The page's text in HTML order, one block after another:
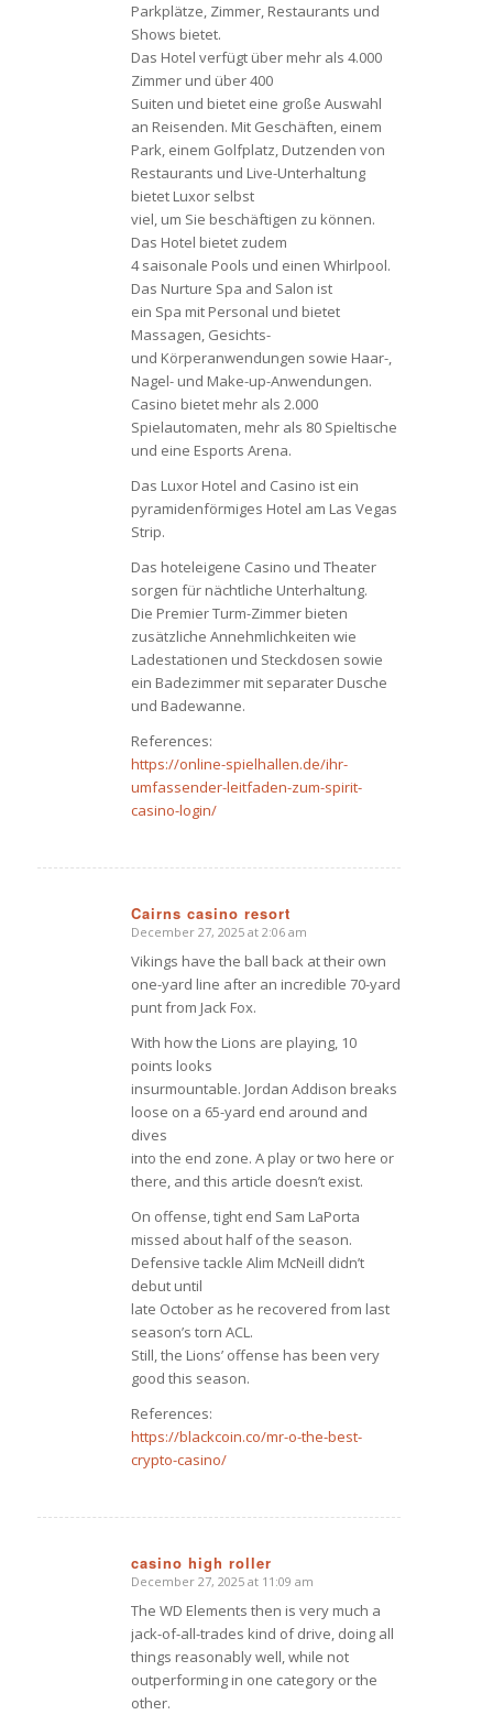
Parkplätze, Zimmer, Restaurants und
Shows bietet.
Das Hotel verfügt über mehr als 4.000
Zimmer und über 400
Suiten und bietet eine große Auswahl
an Reisenden. Mit Geschäften, einem
Park, einem Golfplatz, Dutzenden von
Restaurants und Live-Unterhaltung
bietet Luxor selbst
viel, um Sie beschäftigen zu können.
Das Hotel bietet zudem
4 saisonale Pools und einen Whirlpool.
Das Nurture Spa and Salon ist
ein Spa mit Personal und bietet
Massagen, Gesichts-
und Körperanwendungen sowie Haar-,
Nagel- und Make-up-Anwendungen.
Casino bietet mehr als 2.000
Spielautomaten, mehr als 80 Spieltische
und eine Esports Arena.
Das Luxor Hotel and Casino ist ein
pyramidenförmiges Hotel am Las Vegas
Strip.
Das hoteleigene Casino und Theater
sorgen für nächtliche Unterhaltung.
Die Premier Turm-Zimmer bieten
zusätzliche Annehmlichkeiten wie
Ladestationen und Steckdosen sowie
ein Badezimmer mit separater Dusche
und Badewanne.
References:
https://online-spielhallen.de/ihr-
umfassender-leitfaden-zum-spirit-
casino-login/
Cairns casino resort
says:
December 27, 2025 at 2:06 am
Vikings have the ball back at their own
one-yard line after an incredible 70-yard
punt from Jack Fox.
With how the Lions are playing, 10
points looks
insurmountable. Jordan Addison breaks
loose on a 65-yard end around and
dives
into the end zone. A play or two here or
there, and this article doesn’t exist.
On offense, tight end Sam LaPorta
missed about half of the season.
Defensive tackle Alim McNeill didn’t
debut until
late October as he recovered from last
season’s torn ACL.
Still, the Lions’ offense has been very
good this season.
References:
https://blackcoin.co/mr-o-the-best-
crypto-casino/
casino high roller
says:
December 27, 2025 at 11:09 am
The WD Elements then is very much a
jack-of-all-trades kind of drive, doing all
things reasonably well, while not
outperforming in one category or the
other.